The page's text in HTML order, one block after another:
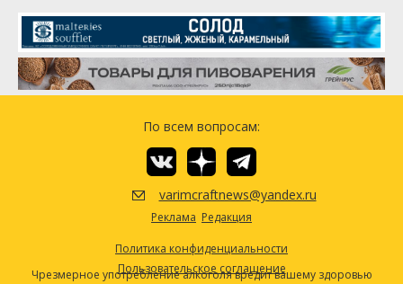
Стерлинг (Sterling)
32.03 г
Перле (Perle)
11.34 г
Дрожжи
American Ale II (Wyeast Labs #1272) 1 шт
Посмотреть рецепт полностью
По всем вопросам:
varimcraftnews@yandex.ru
Реклама Редакция
Политика конфиденциальности
Пользовательское соглашение
Чрезмерное употребление алкоголя вредит вашему здоровью